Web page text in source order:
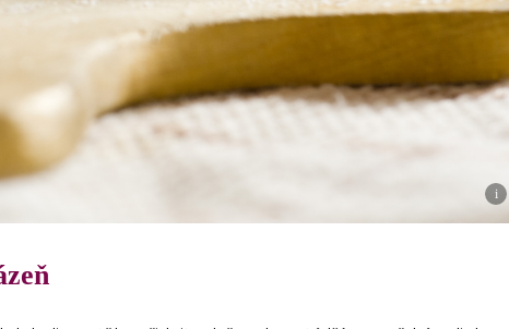
i